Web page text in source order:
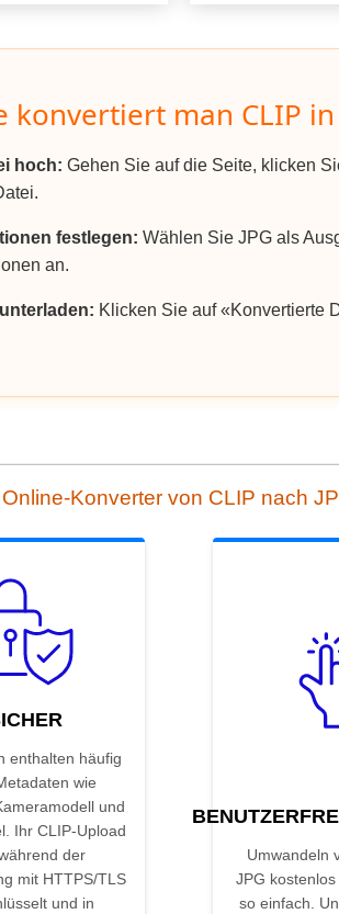
konvertiert man CLIP in
hoch: Gehen Sie auf die Seite, klicken
festlegen: Wählen Sie JPG als
an.
Klicken Sie auf «Konvertierte
Online-Konverter von CLIP nach
enthalten häufig
wie
und
Ihr CLIP-Upload
der
mit HTTPS/TLS
und in
Umwandeln
JPG
so einfach.